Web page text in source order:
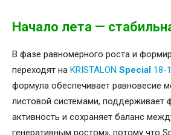
Начало лета —
В фазе равномерного роста и
переходят на KRISTALON Special 18-
формула обеспечивает равновесие
листовой системами, поддерживает
активность и сохраняет баланс
генеративным ростом», потому что